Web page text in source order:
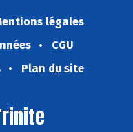
légales
CGU
Plan du site